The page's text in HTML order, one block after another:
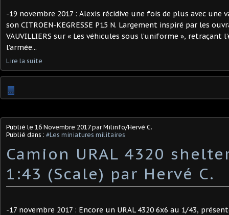
-19 novembre 2017 : Alexis récidive une fois de plus avec une
son CITROEN-KEGRESSE P15 N. Largement inspiré par les
VAUVILLIERS sur « Les véhicules sous l’uniforme », retraçant
l’armée...
Lire la suite
…
Publié le 16 Novembre 2017par Milinfo/Hervé C.
Publié dans : #Les miniatures militaires
Camion URAL 4320
1:43 (Scale) par Hervé C.
-17 novembre 2017 : Encore un URAL 4320 6x6 au 1/43,